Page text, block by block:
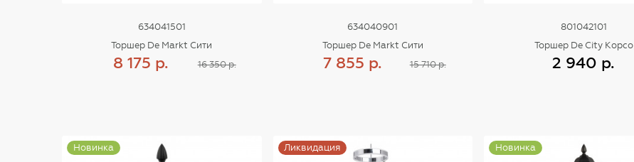
634041501
Торшер De Markt Сити
8 175 р.
16 350 р.
634040901
Торшер De Markt Сити
7 855 р.
15 710 р.
801042101
Торшер De City Корсо
2 940 р.
Новинка Ликвидация Новинка